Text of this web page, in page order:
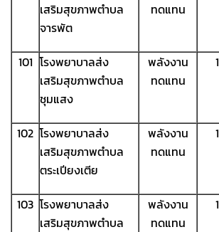
เสริมสุขภาพตำบล
จารพัต
ทดแทน
101 โรงพยาบาลส่ง
เสริมสุขภาพตำบล
ชุมแสง
พลังงาน
ทดแทน
1
102 โรงพยาบาลส่ง
เสริมสุขภาพตำบล
ตระเปียงเตีย
พลังงาน
ทดแทน
1
103 โรงพยาบาลส่ง
เสริมสุขภาพตำบล
พลังงาน
ทดแทน
1